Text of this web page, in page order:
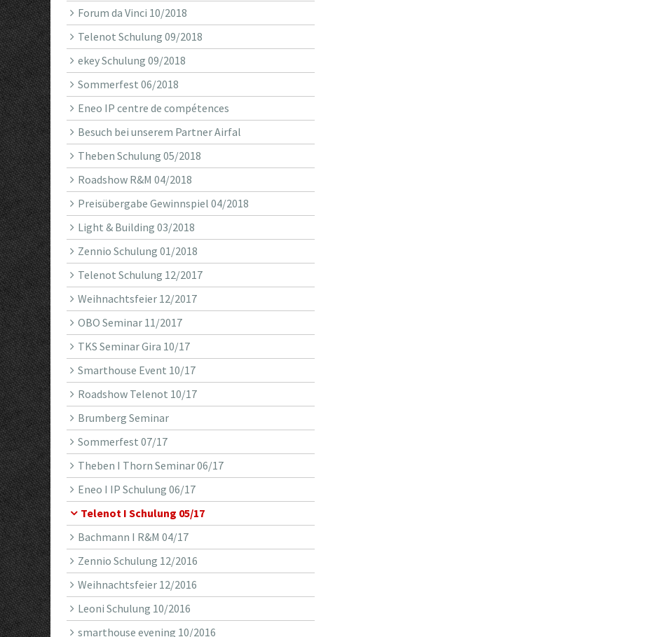
Forum da Vinci 10/2018
Telenot Schulung 09/2018
ekey Schulung 09/2018
Sommerfest 06/2018
Eneo IP centre de compétences
Besuch bei unserem Partner Airfal
Theben Schulung 05/2018
Roadshow R&M 04/2018
Preisübergabe Gewinnspiel 04/2018
Light & Building 03/2018
Zennio Schulung 01/2018
Telenot Schulung 12/2017
Weihnachtsfeier 12/2017
OBO Seminar 11/2017
TKS Seminar Gira 10/17
Smarthouse Event 10/17
Roadshow Telenot 10/17
Brumberg Seminar
Sommerfest 07/17
Theben I Thorn Seminar 06/17
Eneo I IP Schulung 06/17
Telenot I Schulung 05/17
Bachmann I R&M 04/17
Zennio Schulung 12/2016
Weihnachtsfeier 12/2016
Leoni Schulung 10/2016
smarthouse evening 10/2016